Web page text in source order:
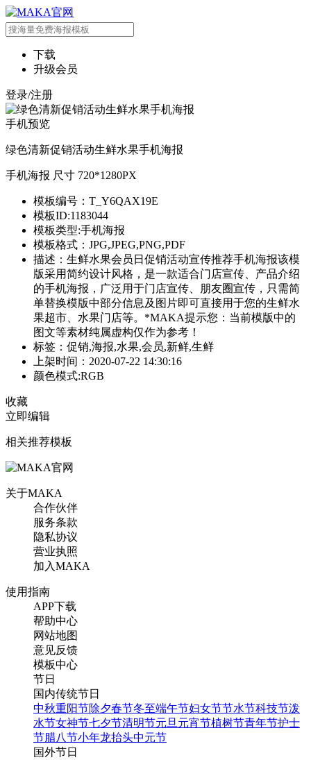
下载
升级会员
登录/注册
手机预览
绿色清新促销活动生鲜水果手机海报
手机海报 尺寸 720*1280PX
模板编号：T_Y6QAX19E
模板ID:1183044
模板类型:手机海报
模板格式：JPG,JPEG,PNG,PDF
描述：生鲜水果会员日促销活动宣传推荐手机海报该模
版采用简约设计风格，是一款适合门店宣传、产品介绍
的手机海报，广泛用于门店宣传、朋友圈宣传，只需简
单替换模版中部分信息及图片即可直接用于您的生鲜水
果超市、水果门店等。*MAKA提示您：当前模版中的
图文等素材纯属虚构仅作为参考！
标签：促销,海报,水果,会员,新鲜,生鲜
上架时间：2020-07-22 14:30:16
颜色模式:RGB
收藏
立即编辑
相关推荐模板
关于MAKA
合作伙伴
服务条款
隐私协议
营业执照
加入MAKA
使用指南
APP下载
帮助中心
网站地图
意见反馈
模板中心
节日
国内传统节日
中秋重阳节除夕春节冬至端午节妇女节节水节科技节泼
水节女神节七夕节清明节元旦 元宵节植树节青年节护士
节腊八节小年龙抬头中元节
国外节日